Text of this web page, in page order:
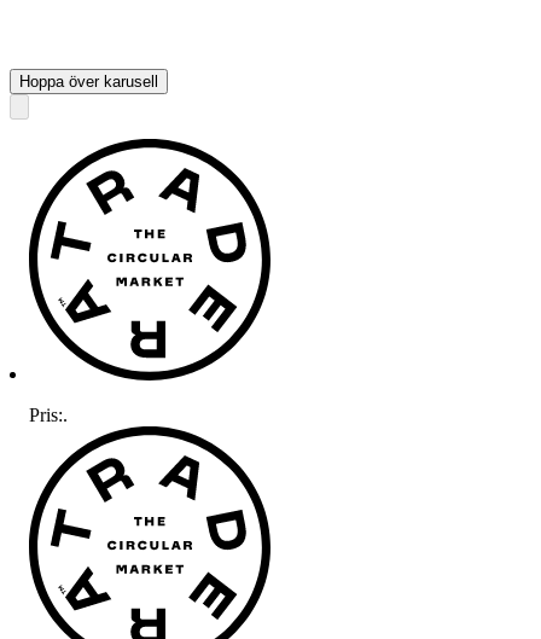
Hoppa över karusell
Pris:.